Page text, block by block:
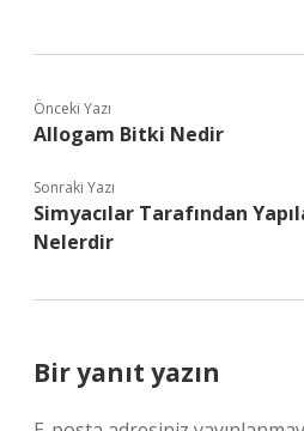
Önceki Yazı
Allogam Bitki Nedir
Sonraki Yazı
Simyacılar Tarafından
Nelerdir
Bir yanıt yazın